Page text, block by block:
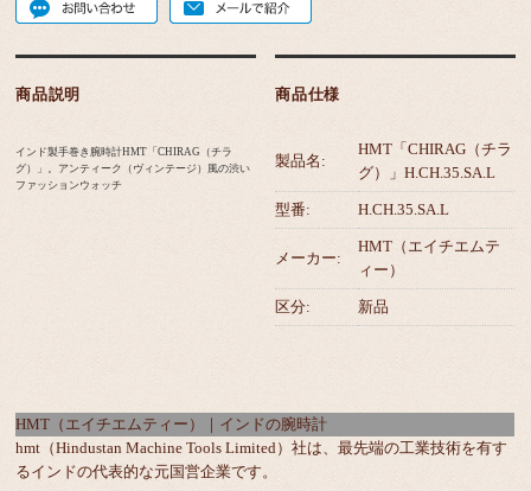
商品説明
インド製手巻き腕時計HMT「CHIRAG（チラ
グ）」。アンティーク（ヴィンテージ）風の渋い
ファッションウォッチ
商品仕様
製品名:
HMT「CHIRAG（チラ
グ）」H.CH.35.SA.L
型番: H.CH.35.SA.L
メーカー:
HMT（エイチエムテ
ィー）
区分: 新品
HMT（エイチエムティー）｜インドの腕時計
hmt（Hindustan Machine Tools Limited）社は、最先端の工業技術を有す
るインドの代表的な元国営企業です。